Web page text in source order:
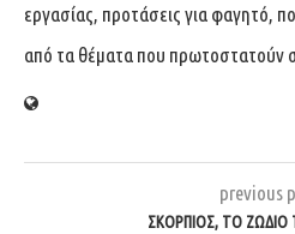
εργασίας, προτάσεις για φαγητό,
από τα θέματα που πρωτοστατούν
previous
ΣΚΟΡΠΙΌΣ, ΤΟ ΖΏΔΙΟ